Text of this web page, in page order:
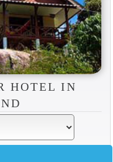
HOTEL IN